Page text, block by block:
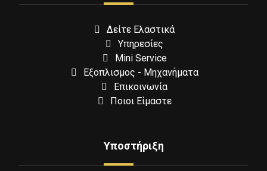
Δείτε Ελαστικά
Υπηρεσίες
Mini Service
Εξοπλισμος - Μηχανήματα
Επικοινωνία
Ποιοι Είμαστε
Υποστήριξη